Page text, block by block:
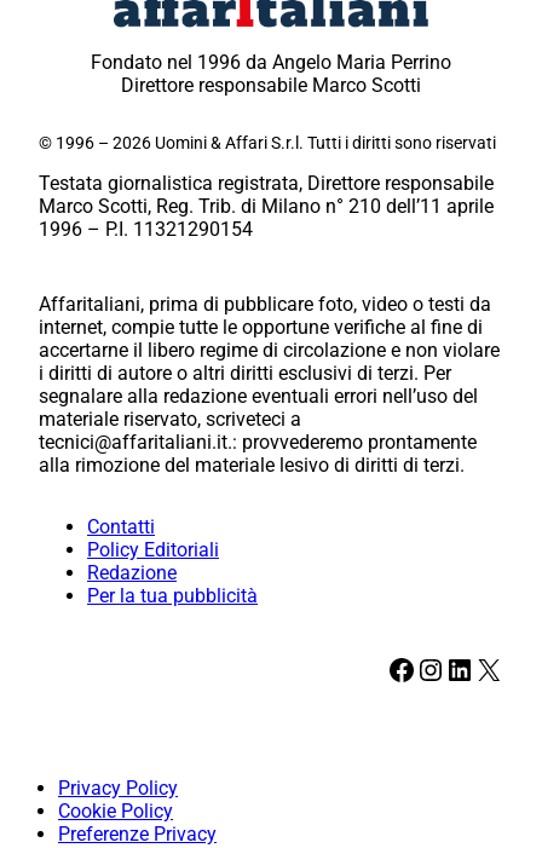
Fondato nel 1996 da Angelo Maria Perrino
Direttore responsabile Marco Scotti
© 1996 – 2026 Uomini & Affari S.r.l. Tutti i diritti sono riservati
Testata giornalistica registrata, Direttore responsabile
Marco Scotti, Reg. Trib. di Milano n° 210 dell’11 aprile
1996 – P.I. 11321290154
Affaritaliani, prima di pubblicare foto, video o testi da
internet, compie tutte le opportune verifiche al fine di
accertarne il libero regime di circolazione e non violare
i diritti di autore o altri diritti esclusivi di terzi. Per
segnalare alla redazione eventuali errori nell’uso del
materiale riservato, scriveteci a
tecnici@affaritaliani.it.: provvederemo prontamente
alla rimozione del materiale lesivo di diritti di terzi.
Contatti
Policy Editoriali
Redazione
Per la tua pubblicità
Facebook Instagram LinkedIn X
Privacy Policy
Cookie Policy
Preferenze Privacy